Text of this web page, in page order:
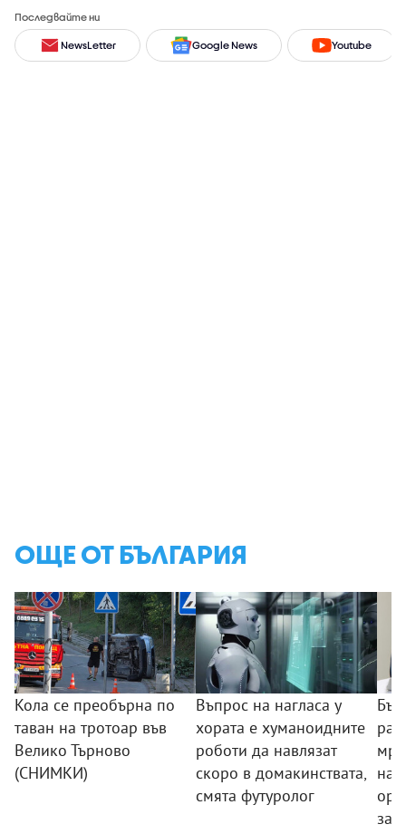
Последвайте ни
NewsLetter Google News Youtube
ОЩЕ ОТ БЪЛГАРИЯ
Кола се преобърна по
таван на тротоар във
Велико Търново
(СНИМКИ)
Въпрос на нагласа у
хората е хуманоидните
роботи да навлязат
скоро в домакинствата,
смята футуролог